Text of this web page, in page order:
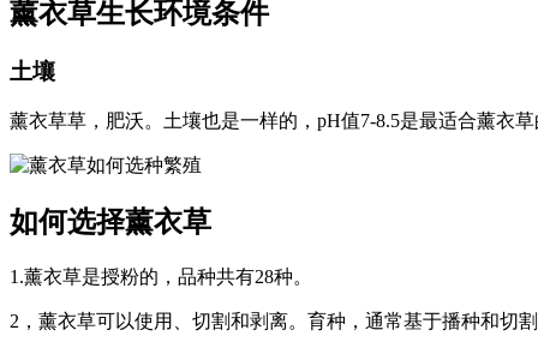
薰衣草生长环境条件
土壤
薰衣草草，肥沃。土壤也是一样的，pH值7-8.5是最适合薰衣
如何选择薰衣草
1.薰衣草是授粉的，品种共有28种。
2，薰衣草可以使用、切割和剥离。育种，通常基于播种和切割